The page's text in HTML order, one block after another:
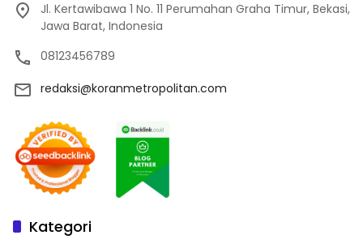
Jl. Kertawibawa 1 No. 11 Perumahan Graha Timur, Bekasi,
Jawa Barat, Indonesia
08123456789
redaksi@koranmetropolitan.com
Kategori